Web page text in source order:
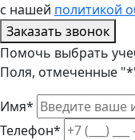
с нашей политикой
Заказать звонок
Помочь выбрать
Поля, отмеченные
Имя*
Телефон*